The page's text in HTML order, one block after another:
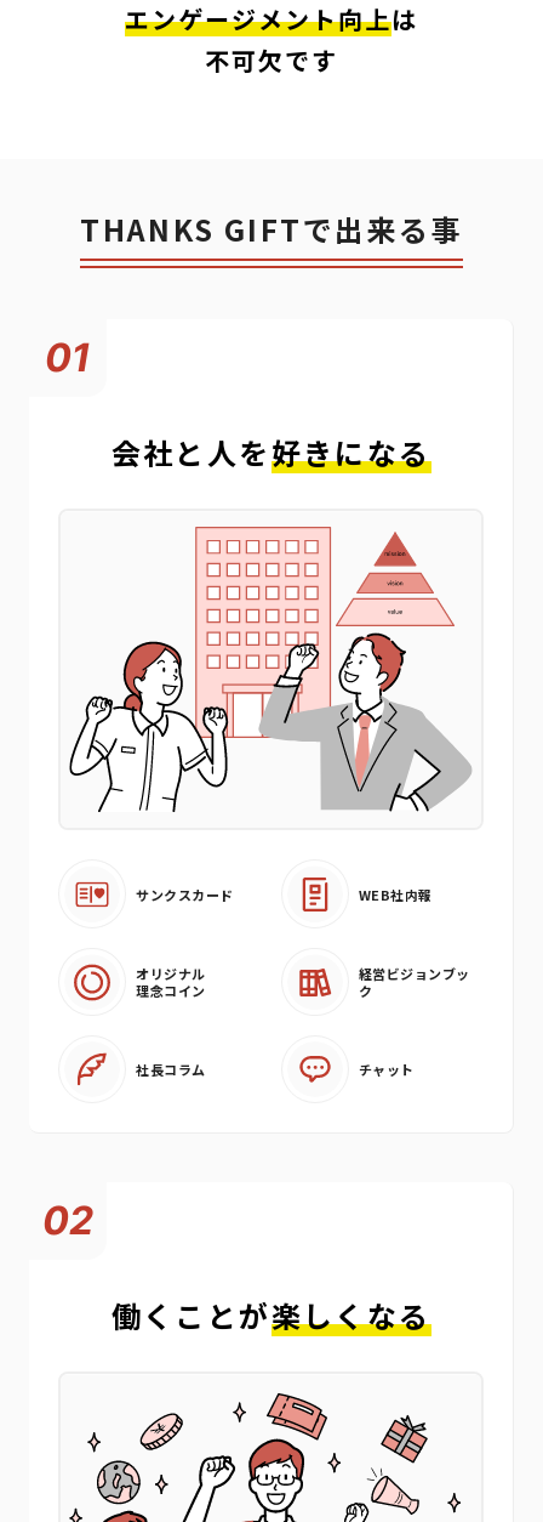
エンゲージメント向上は
不可欠です
THANKS GIFTで出来る事
01
会社と人を好きになる
サンクスカード WEB社内報
オリジナル
理念コイン
経営ビジョンブッ
ク
社長コラム チャット
02
働くことが楽しくなる